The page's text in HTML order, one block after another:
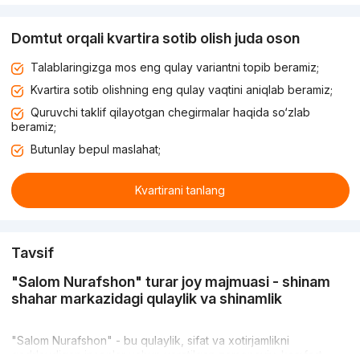
Domtut orqali kvartira sotib olish juda oson
Talablaringizga mos eng qulay variantni topib beramiz;
Kvartira sotib olishning eng qulay vaqtini aniqlab beramiz;
Quruvchi taklif qilayotgan chegirmalar haqida so‘zlab
beramiz;
Butunlay bepul maslahat;
Kvartirani tanlang
Tavsif
"Salom Nurafshon" turar joy majmuasi - shinam
shahar markazidagi qulaylik va shinamlik
"Salom Nurafshon" - bu qulaylik, sifat va xotirjamlikni